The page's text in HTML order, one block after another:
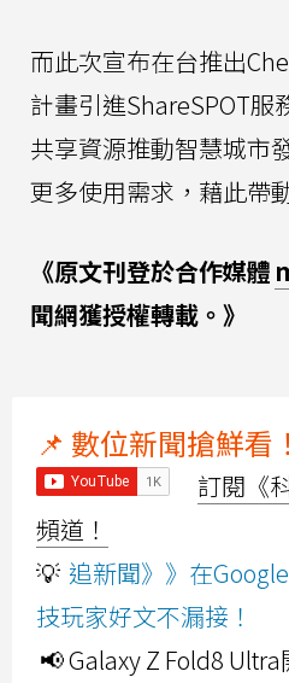
而此次宣布在台推出
計畫引進ShareSPOT服
共享資源推動智慧城市
更多使用需求，藉此帶
《原文刊登於合作媒體
聞網獲授權轉載。》
📌 數位新聞搶鮮看！
訂閱《
頻道！
💡 追新聞》》在
技玩家好文不漏接！
📢 Galaxy Z Fold8